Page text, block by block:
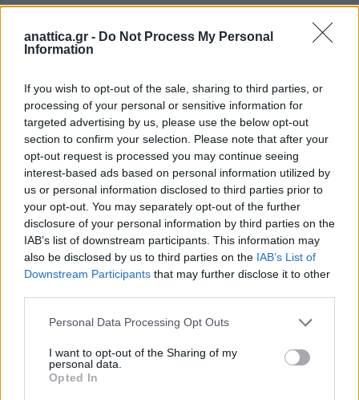
anattica.gr - Do Not Process My Personal
Information
If you wish to opt-out of the sale, sharing to third parties, or
processing of your personal or sensitive information for
targeted advertising by us, please use the below opt-out
section to confirm your selection. Please note that after your
opt-out request is processed you may continue seeing
interest-based ads based on personal information utilized by
us or personal information disclosed to third parties prior to
your opt-out. You may separately opt-out of the further
disclosure of your personal information by third parties on the
IAB’s list of downstream participants. This information may
also be disclosed by us to third parties on the IAB’s List of
Downstream Participants that may further disclose it to other
Personal Data Processing Opt Outs
I want to opt-out of the Sharing of my
personal data.
Opted In
ΤΕΛΕΥΤΑΊΑ ΝΈΑ
Μουσική βραδιά με τη Βιολέτα Ίκαρη
Αγ. Νικόλαο Ραφήνας